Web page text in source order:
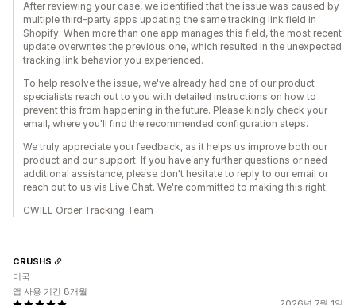
After reviewing your case, we identified that the issue was caused by
multiple third-party apps updating the same tracking link field in
Shopify. When more than one app manages this field, the most recent
update overwrites the previous one, which resulted in the unexpected
tracking link behavior you experienced.
To help resolve the issue, we've already had one of our product
specialists reach out to you with detailed instructions on how to
prevent this from happening in the future. Please kindly check your
email, where you'll find the recommended configuration steps.
We truly appreciate your feedback, as it helps us improve both our
product and our support. If you have any further questions or need
additional assistance, please don't hesitate to reply to our email or
reach out to us via Live Chat. We're committed to making this right.
CWILL Order Tracking Team
CRUSHS
미국
앱 사용 기간 8개월